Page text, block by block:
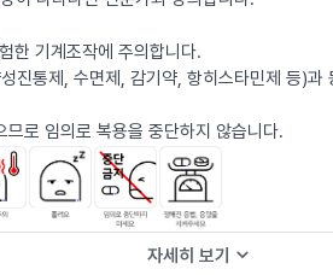
한 기계조작에 주의합니다.
진통제, 수면제, 감기약, 항히스타민제 등)
로 임의로 복용을 중단하지 않습니다.
자세히 보기 keyboard_arrow_down